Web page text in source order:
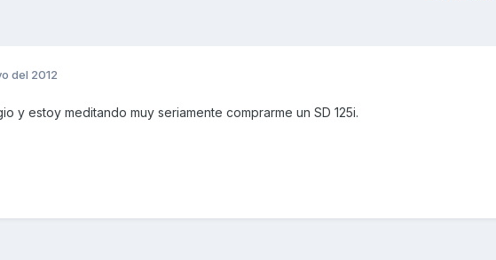
del 2012
y estoy meditando muy seriamente comprarme un SD 125i.